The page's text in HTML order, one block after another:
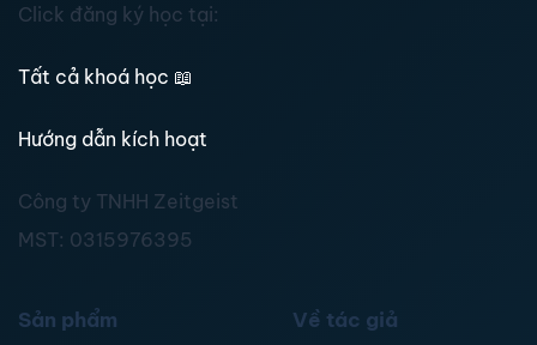
Click đăng ký học tại:
Tất cả khoá học 📖
Hướng dẫn kích hoạt
Công ty TNHH Zeitgeist
MST: 0315976395
Sản phẩm Về tác giả